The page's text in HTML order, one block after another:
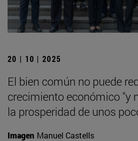
20 | 10 | 2025
El bien común no puede
crecimiento económico "y
la prosperidad de unos
Imagen Manuel Castells